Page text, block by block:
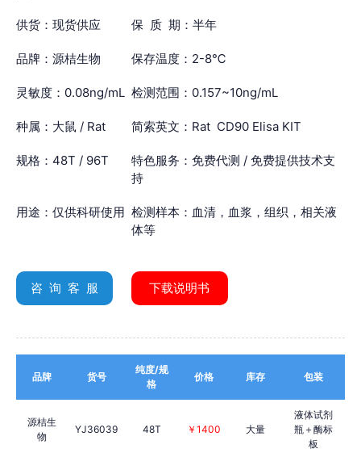
供货：现货供应 保 质 期：半年
品牌：源桔生物 保存温度：2-8℃
灵敏度：0.08ng/mL 检测范围：0.157~10ng/mL
种属：大鼠 / Rat 简索英文：Rat CD90 Elisa KIT
规格：48T / 96T
特色服务：免费代测 / 免费提供技术支
持
用途：仅供科研使用 检测样本：血清，血浆，组织，相关液
体等
咨 询 客 服 下载说明书
品牌 货号
纯度/规
格
价格 库存 包装
源桔生
物
YJ36039 48T ￥1400 大量
液体试剂
瓶＋酶标
板